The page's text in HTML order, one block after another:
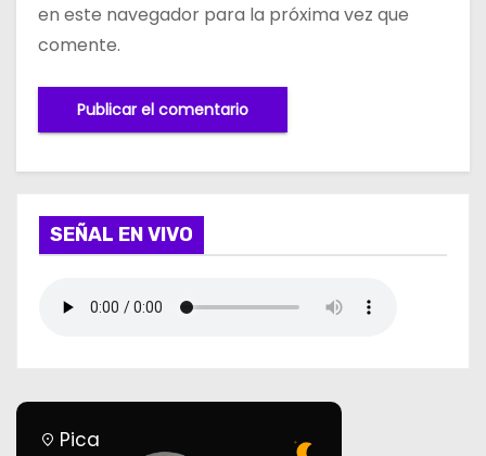
en este navegador para la próxima vez que
comente.
SEÑAL EN VIVO
Pica